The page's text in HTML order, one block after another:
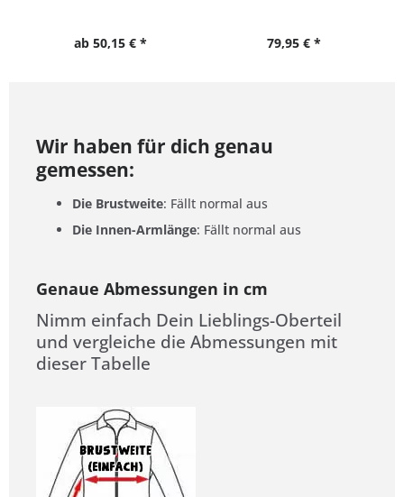
ab 50,15 € * 79,95 € *
Wir haben für dich genau
gemessen:
Die Brustweite: Fällt normal aus
Die Innen-Armlänge: Fällt normal aus
Genaue Abmessungen in cm
Nimm einfach Dein Lieblings-Oberteil
und vergleiche die Abmessungen mit
dieser Tabelle